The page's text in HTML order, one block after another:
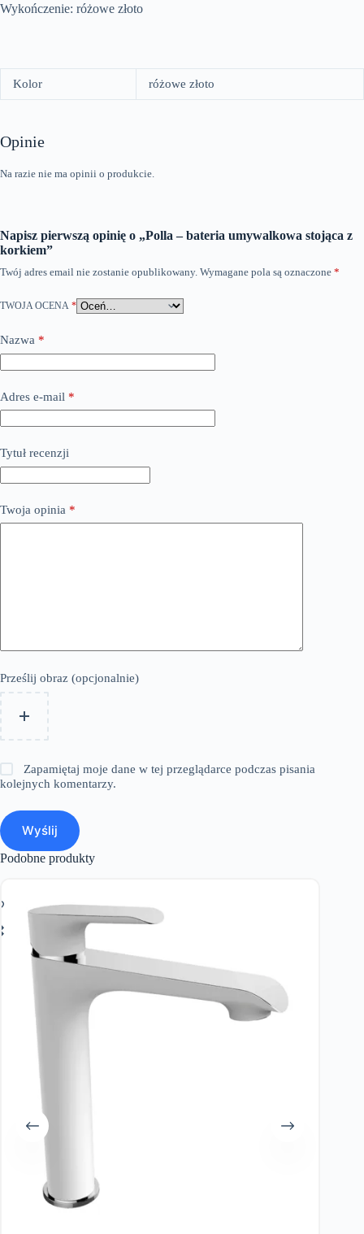
Wykończenie: różowe złoto
Kolor różowe złoto
Opinie
Na razie nie ma opinii o produkcie.
Napisz pierwszą opinię o „Polla – bateria umywalkowa stojąca z
korkiem”
Twój adres email nie zostanie opublikowany. Wymagane pola są oznaczone *
TWOJA OCENA *
Nazwa *
Adres e-mail *
Tytuł recenzji
Twoja opinia *
Prześlij obraz (opcjonalnie)
Zapamiętaj moje dane w tej przeglądarce podczas pisania
kolejnych komentarzy.
Wyślij
Podobne produkty